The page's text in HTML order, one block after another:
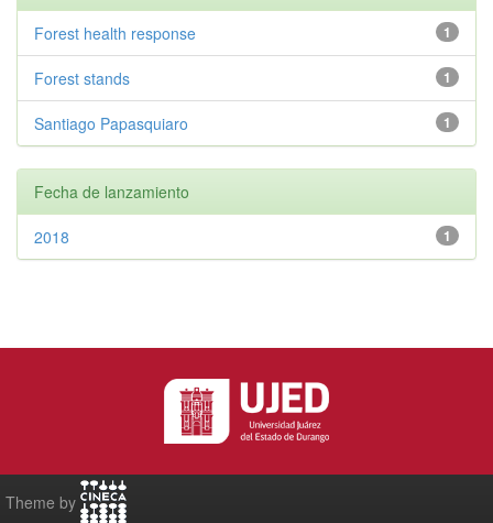
1
Forest health response
1
Forest stands
1
Santiago Papasquiaro
Fecha de lanzamiento
1
2018
Theme by